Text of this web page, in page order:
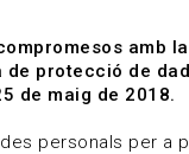
Contacte
amb
protecció de
de maig de 2018.
personals per a